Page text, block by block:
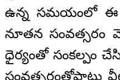
ఉన్న సమయంలో ఈ
నూతన
ధైర్యంతో సంకల్పం
సంవత్సరంతోపాటు